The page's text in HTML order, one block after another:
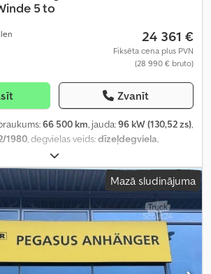
5 to
24 361 €
Fiksēta cena plus PVN
(28 990 € bruto)
Zvanīt
66 500 km, jauda:96 kW (130,52 zs),
1980 , degvielas veids:dīzeļdegviela
pelēks
skaits:3, kopējais platums:2 330 mm, kopējais
, krautuves garums: 3 300 mm, iekraušanas
, Aprīkojums: pilnpiedziņa
Mazā sludinājuma